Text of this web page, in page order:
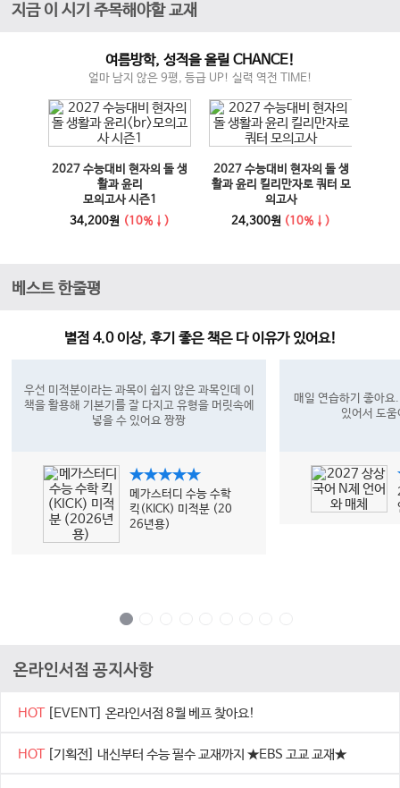
지금 이 시기 주목해야할 교재
여름방학, 성적을 올릴 CHANCE!
얼마 남지 않은 9평, 등급 UP! 실력 역전 TIME!
2027 수능대비 현자의 돌 생
활과 윤리
모의고사 시즌1
34,200원 (10%↓)
2027 수능대비 현자의 돌 생
활과 윤리 킬리만자로 쿼터 모
의고사
24,300원 (10%↓)
이전 슬라이드 다음 슬라이드
베스트 한줄평
별점 4.0 이상, 후기 좋은 책은 다 이유가 있어요!
우선 미적분이라는 과목이 쉽지 않은 과목인데 이
책을 활용해 기본기를 잘 다지고 유형을 머릿속에
넣을 수 있어요 짱짱
★★★★★
메가스터디 수능 수학
킥(KICK) 미적분 (20
26년용)
매일 연습하기 좋아
있어서 도
온라인서점 공지사항
HOT[EVENT] 온라인서점 8월 베프 찾아요!
HOT[기획전] 내신부터 수능 필수 교재까지 ★EBS 고교 교재★